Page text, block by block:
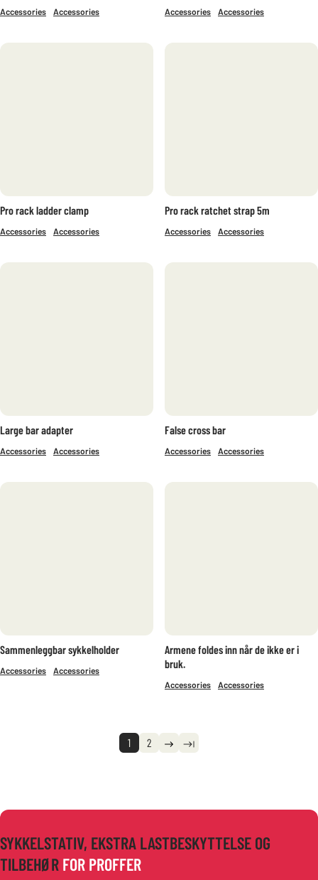
Accessories Accessories Accessories Accessories
Pro rack ladder clamp
Accessories Accessories
Pro rack ratchet strap 5m
Accessories Accessories
Large bar adapter
Accessories Accessories
False cross bar
Accessories Accessories
Sammenleggbar sykkelholder
Accessories Accessories
Armene foldes inn når de ikke er i
bruk.
Accessories Accessories
1 2
SYKKELSTATIV, EKSTRA LASTBESKYTTELSE OG
TILBEHØR FOR PROFFER